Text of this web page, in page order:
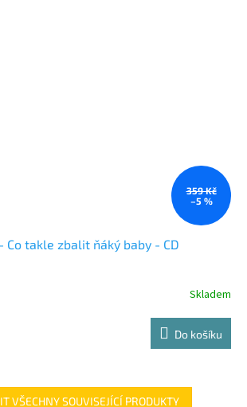
359 Kč
–5 %
Co takle zbalit ňáký baby - CD
Skladem
Do košíku
VŠECHNY SOUVISEJÍCÍ PRODUKTY